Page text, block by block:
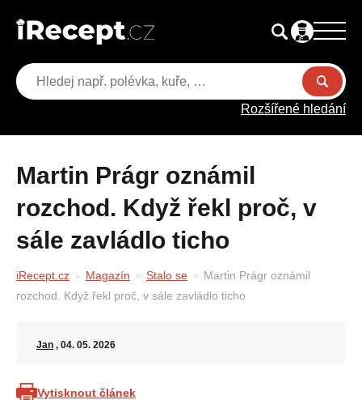
Rozšířené hledání
Martin Prágr oznámil
rozchod. Když řekl proč, v
sále zavládlo ticho
iRecept.cz Magazín Stalo se
Martin Prágr oznámil
rozchod. Když řekl proč, v sále zavládlo ticho
Jan , 04. 05. 2026
Vytisknout článek